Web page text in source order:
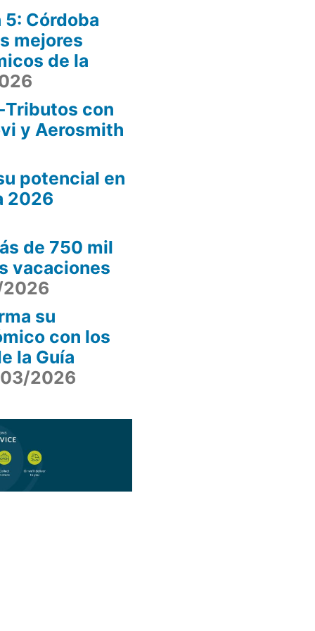
Córdoba
mejores
de la
Tributos con
y Aerosmith
potencial en
2026
de 750 mil
vacaciones
su
con los
la Guía
2026